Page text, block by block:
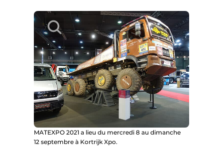
MATEXPO 2021 a lieu du mercredi 8 au dimanche
12 septembre à Kortrijk Xpo.